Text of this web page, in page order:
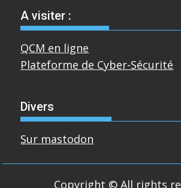
A visiter :
QCM en ligne
Plateforme de Cyber-Sécurité
Divers
Sur mastodon
Copyright © All rights